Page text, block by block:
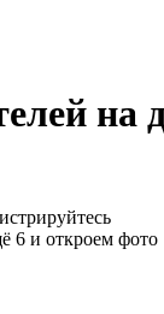
6 и откроем фото